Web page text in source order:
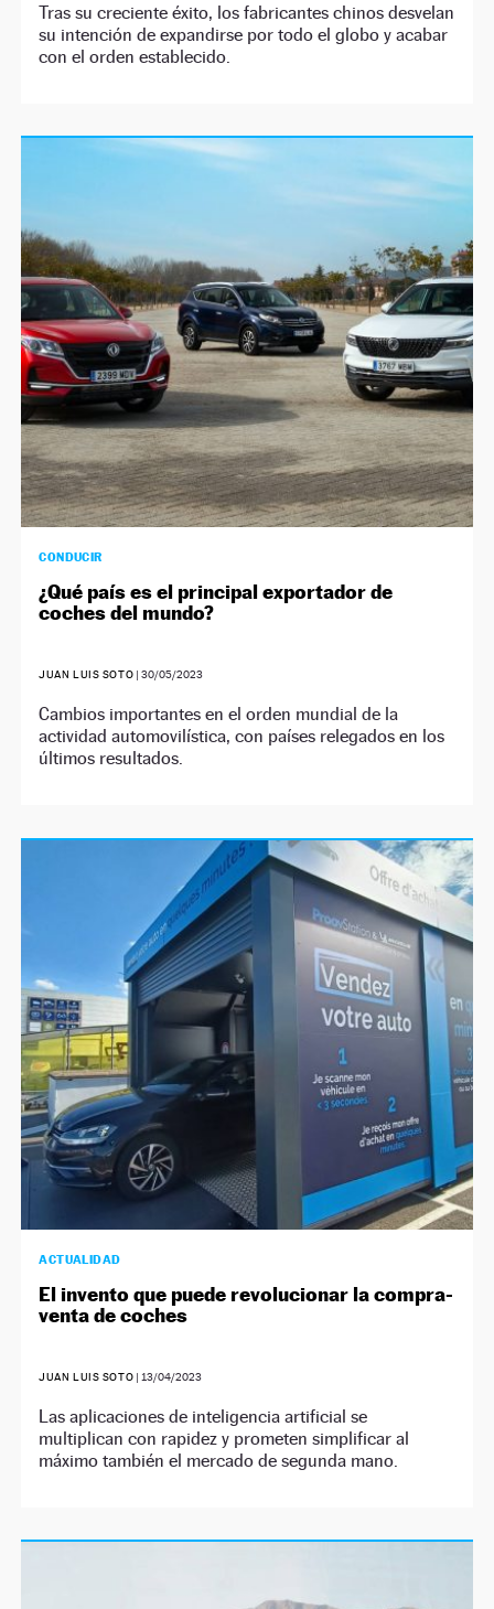
Tras su creciente éxito, los fabricantes chinos desvelan
su intención de expandirse por todo el globo y acabar
con el orden establecido.
CONDUCIR
¿Qué país es el principal exportador de
coches del mundo?
JUAN LUIS SOTO |30/05/2023
Cambios importantes en el orden mundial de la
actividad automovilística, con países relegados en los
últimos resultados.
ACTUALIDAD
El invento que puede revolucionar la compra-
venta de coches
JUAN LUIS SOTO | 13/04/2023
Las aplicaciones de inteligencia artificial se
multiplican con rapidez y prometen simplificar al
máximo también el mercado de segunda mano.